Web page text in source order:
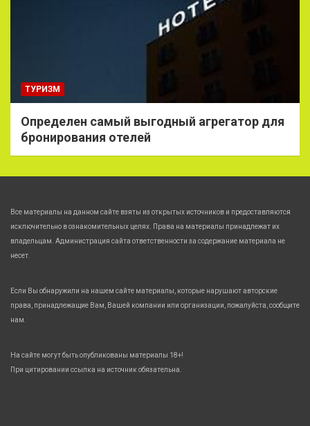
ТУРИЗМ
Определен самый выгодный агрегатор для
бронирования отелей
Все материалы на данном сайте взяты из открытых источников и предоставляются
исключительно в ознакомительных целях. Права на материалы принадлежат их
владельцам. Администрация сайта ответственности за содержание материала не
несет.
Если Вы обнаружили на нашем сайте материалы, которые нарушают авторские
права, принадлежащие Вам, Вашей компании или организации, пожалуйста, сообщите
нам.
На сайте могут быть опубликованы материалы 18+!
При цитировании ссылка на источник обязательна.